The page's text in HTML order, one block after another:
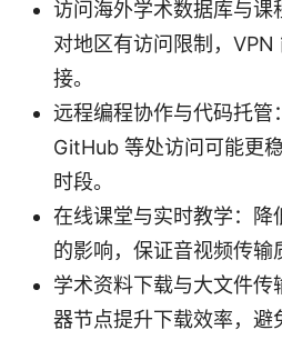
访问海外学术数据库与课
对地区有访问限制，
接。
远程编程协作与代码托管
GitHub 等处访问可能更
时段。
在线课堂与实时教学：降
的影响，保证音视频传输
学术资料下载与大文件传
器节点提升下载效率，避